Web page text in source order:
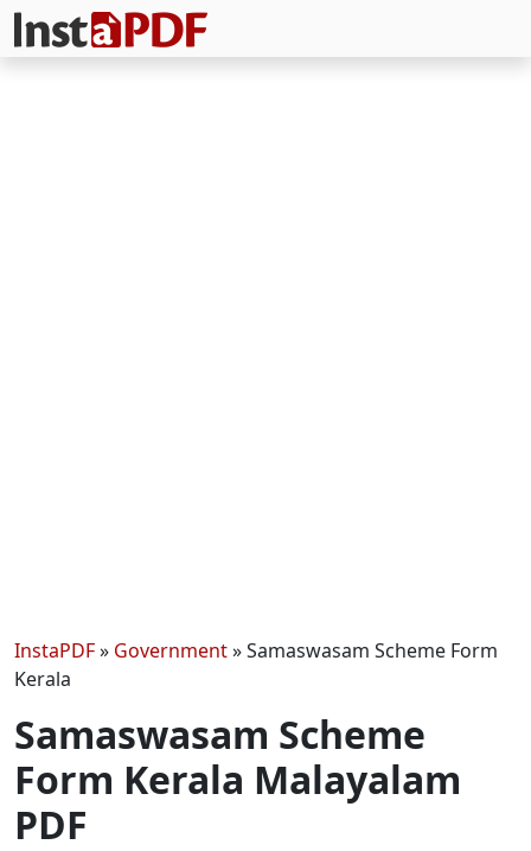
InstaPDF» Government»Samaswasam Scheme Form
Kerala
Samaswasam Scheme
Form Kerala Malayalam
PDF